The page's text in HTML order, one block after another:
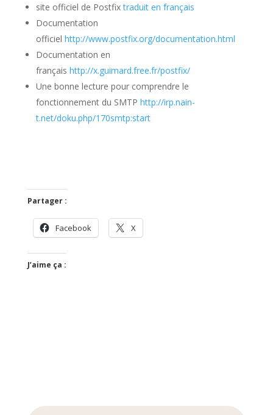
site officiel de Postfixtraduit en français
Documentation
officiel http://www.postfix.org/documentation.html
Documentation en
français http://x.guimard.free.fr/postfix/
Une bonne lecture pour comprendre le
fonctionnement du SMTP http://irp.nain-
t.net/doku.php/170smtp:start
Partager :
Facebook X
J’aime ça :